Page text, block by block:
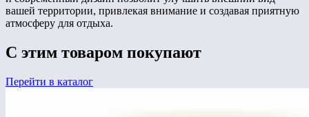
вашей территории, привлекая внимание и создавая приятную
атмосферу для отдыха.
С этим товаром покупают
Перейти в каталог